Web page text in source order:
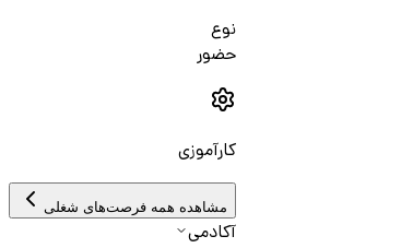
نوع
حضور
کارآموزی
مشاهده همه فرصت‌های شغلی
آکادمی